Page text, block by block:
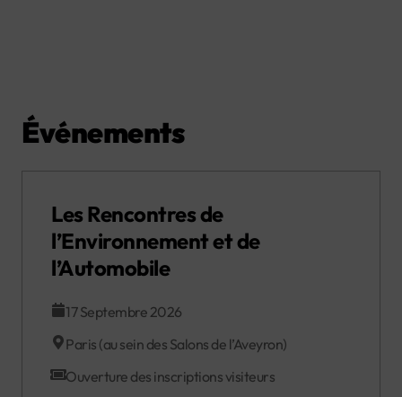
Événements
Les Rencontres de
l’Environnement et de
l’Automobile
17 Septembre 2026
Paris (au sein des Salons de l’Aveyron)
Ouverture des inscriptions visiteurs